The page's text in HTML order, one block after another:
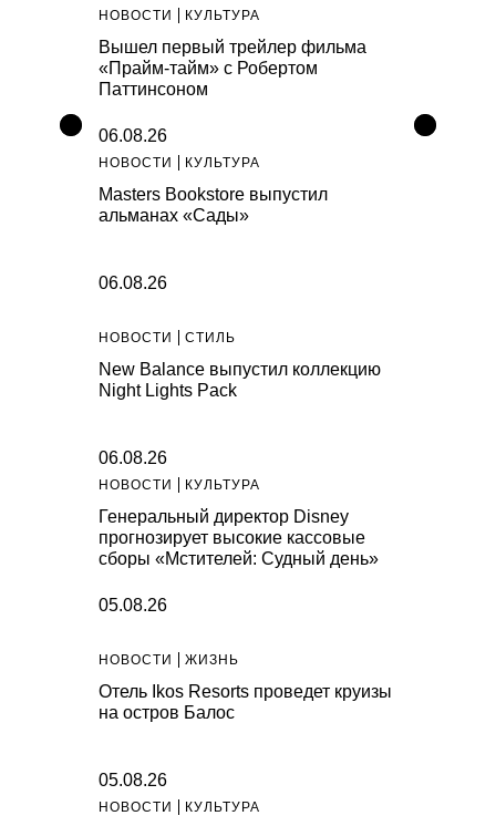
НОВОСТИ КУЛЬТУРА
Вышел первый трейлер фильма
«Прайм-тайм» с Робертом
Паттинсоном
06.08.26
НОВОСТИ КУЛЬТУРА
Masters Bookstore выпустил
альманах «Сады»
06.08.26
НОВОСТИ СТИЛЬ
New Balance выпустил коллекцию
Night Lights Pack
06.08.26
НОВОСТИ КУЛЬТУРА
Генеральный директор Disney
прогнозирует высокие кассовые
сборы «Мстителей: Судный день»
05.08.26
НОВОСТИ ЖИЗНЬ
Отель Ikos Resorts проведет круизы
на остров Балос
05.08.26
НОВОСТИ КУЛЬТУРА